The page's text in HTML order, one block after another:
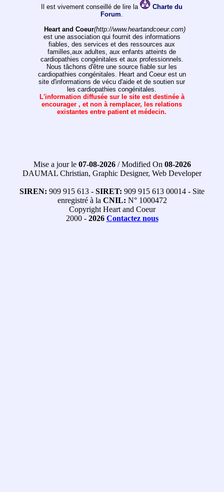
Il est vivement conseillé de lire la
Charte du
Forum.
Heart and Coeur(http://www.heartandcoeur.com)
est une association qui fournit des informations
fiables, des services et des ressources aux
familles,aux adultes, aux enfants atteints de
cardiopathies congénitales et aux professionnels.
Nous tâchons d'être une source fiable sur les
cardiopathies congénitales. Heart and Coeur est un
site d'informations de vécu d'aide et de soutien sur
les cardiopathies congénitales.
L'information diffusée sur le site est destinée à
encourager , et non à remplacer, les relations
existantes entre patient et médecin.
Mise a jour le 07-08-2026/ Modified On 08-2026
DAUMAL Christian, Graphic Designer, Web Developer
SIREN: 909 915 613 - SIRET: 909 915 613 00014 - Site
enregistré à la CNIL: N° 1000472
Copyright Heart and Coeur
2000 - 2026 Contactez nous